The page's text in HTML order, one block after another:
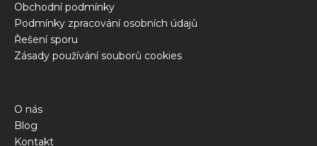
Obchodní podmínky
Podmínky zpracování osobních údajů
Řešení sporu
Zásady používání souborů cookies
O nás
Blog
Kontakt